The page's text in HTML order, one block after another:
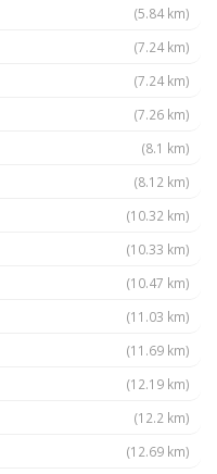
(5.84 km)
(7.24 km)
(7.24 km)
(7.26 km)
(8.1 km)
(8.12 km)
(10.32 km)
(10.33 km)
(10.47 km)
(11.03 km)
(11.69 km)
(12.19 km)
(12.2 km)
(12.69 km)